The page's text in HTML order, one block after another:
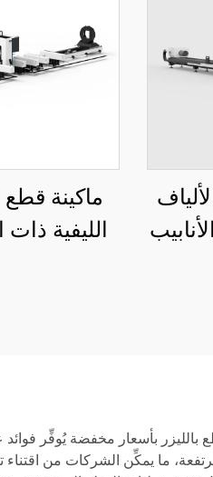
ماكينة قطع
الليفية ذات
بأسعار مخفضة يُوفِّر فوائد
ما يمكِّن الشركات من